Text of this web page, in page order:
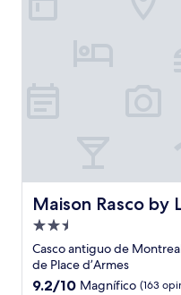
Maison Rasco by
Maison Rasco by
Propiedad
de
2.5
estrellas
Casco antiguo de
de Place d’Armes
9.2
9.2/10 Magnífico (163